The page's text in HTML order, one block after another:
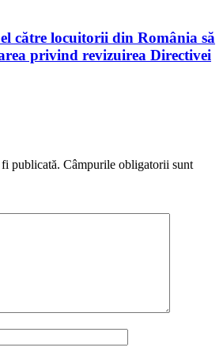
către locuitorii din România să
privind revizuirea Directivei
publicată. Câmpurile obligatorii sunt